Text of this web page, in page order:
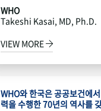
WHO
Takeshi Kasai, MD, Ph.D.
VIEW MORE
WHO와 한국은 공공보건에
력을 수행한 70년의 역사를